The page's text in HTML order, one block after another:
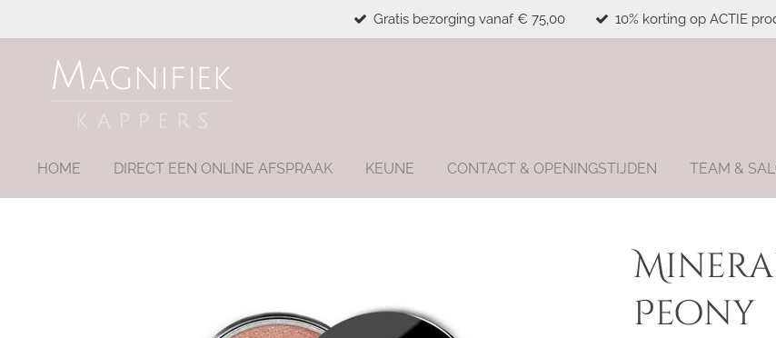
hoofdinhoud
Gratis bezorging vanaf € 75,00 10% korting op ACTIE
HOME DIRECT EEN ONLINE AFSPRAAK KEUNE CONTACT & OPENINGSTIJDEN TEAM &
Peony